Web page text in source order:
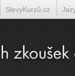
SlevyKurzů.cz
Tlumočení-